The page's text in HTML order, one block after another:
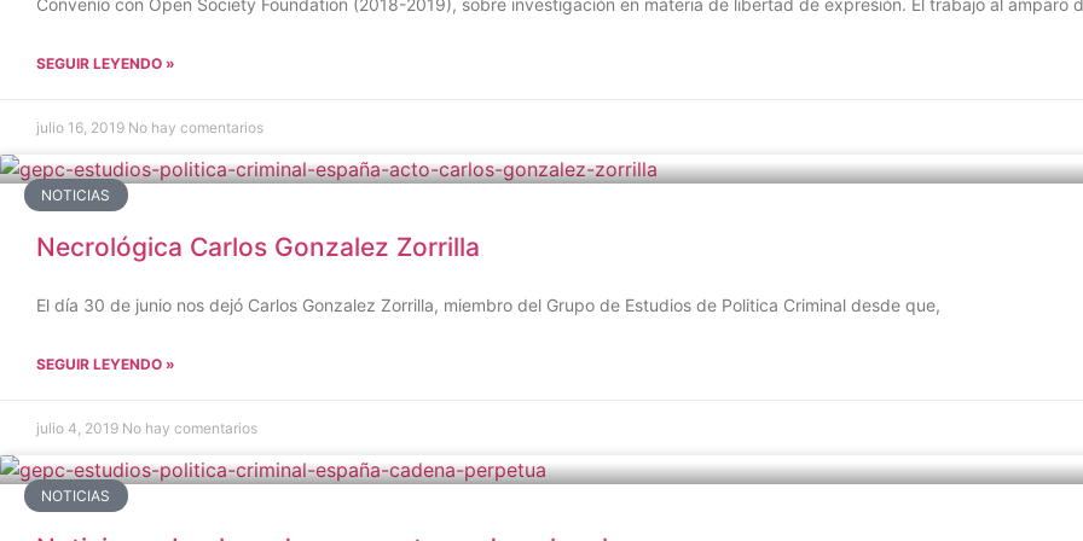
Convenio con Open Society Foundation (2018-2019), sobre investigación en materia de libertad de expresión. El trabajo al amparo
SEGUIR LEYENDO »
julio 16, 2019 No hay comentarios
NOTICIAS
Necrológica Carlos Gonzalez Zorrilla
El día 30 de junio nos dejó Carlos Gonzalez Zorrilla, miembro del Grupo de Estudios de Politica Criminal desde que,
SEGUIR LEYENDO »
julio 4, 2019 No hay comentarios
NOTICIAS